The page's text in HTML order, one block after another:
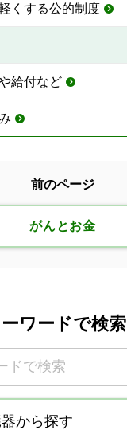
くする公的制度
給付など
前のページ
がんとお金
ワードで検索
から探す